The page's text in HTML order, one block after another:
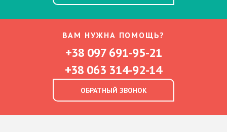
ВАМ НУЖНА ПОМОЩЬ?
+38 097 691-95-21
+38 063 314-92-14
ОБРАТНЫЙ ЗВОНОК